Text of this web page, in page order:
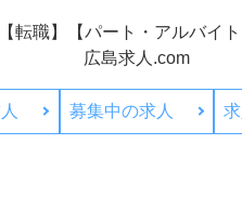
転職】【パート・アルバイ
広島求人.com
募集中の求人